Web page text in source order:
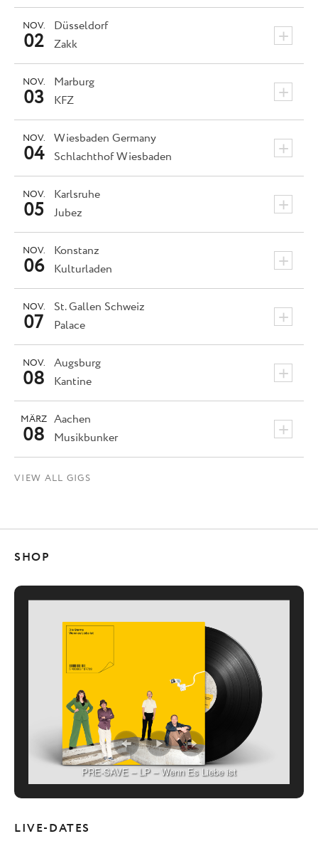
Düsseldorf +
NOV.
02 Zakk
Marburg +
NOV.
03 KFZ
Wiesbaden Germany +
NOV.
04 Schlachthof Wiesbaden
Karlsruhe +
NOV.
05 Jubez
Konstanz +
NOV.
06 Kulturladen
St. Gallen Schweiz +
NOV.
07 Palace
Augsburg +
NOV.
08 Kantine
Aachen +
MÄRZ
08 Musikbunker
VIEW ALL GIGS
SHOP
PRE-SAVE – LP – Wenn Es Liebe ist
LIVE-DATES